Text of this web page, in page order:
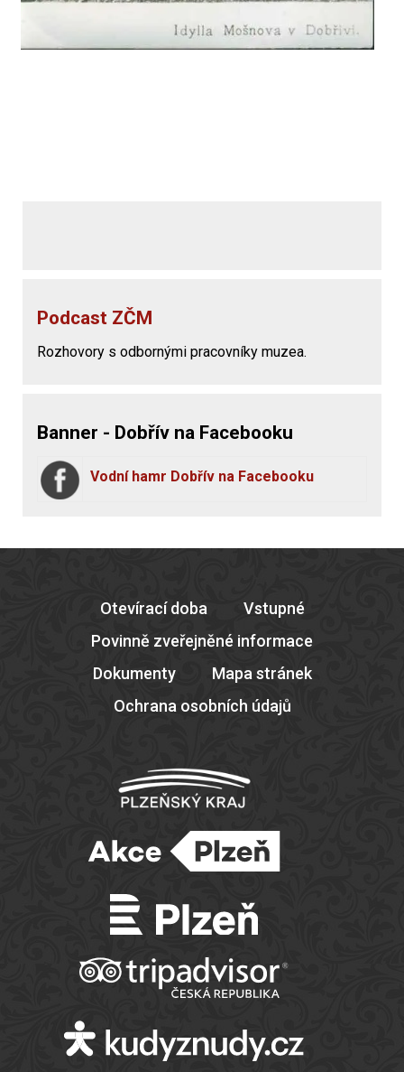
Podcast ZČM
Rozhovory s odbornými pracovníky muzea.
Banner - Dobřív na Facebooku
Vodní hamr Dobřív na Facebooku
Otevírací doba
Vstupné
Povinně zveřejněné informace
Dokumenty
Mapa stránek
Ochrana osobních údajů